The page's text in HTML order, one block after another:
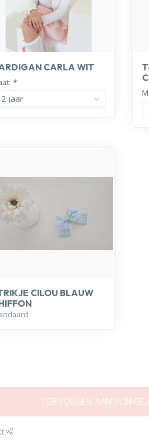
CARLA WIT
*
CILOU BLAUW
TOEVOEGEN AAN